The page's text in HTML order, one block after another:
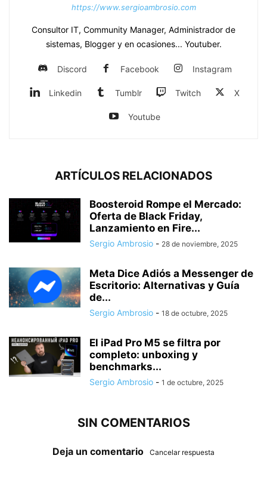
https://www.sergioambrosio.com
Consultor IT, Community Manager, Administrador de
sistemas, Blogger y en ocasiones... Youtuber.
Discord Facebook Instagram
Linkedin Tumblr Twitch X
Youtube
ARTÍCULOS RELACIONADOS
Boosteroid Rompe el Mercado:
Oferta de Black Friday,
Lanzamiento en Fire...
Sergio Ambrosio - 28 de noviembre, 2025
Meta Dice Adiós a Messenger de
Escritorio: Alternativas y Guía
de...
Sergio Ambrosio - 18 de octubre, 2025
El iPad Pro M5 se filtra por
completo: unboxing y
benchmarks...
Sergio Ambrosio - 1 de octubre, 2025
SIN COMENTARIOS
Deja un comentario Cancelar respuesta